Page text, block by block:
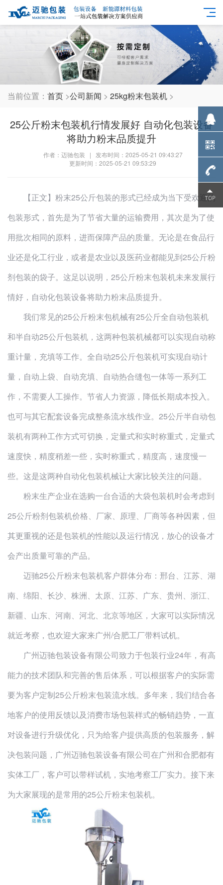
当前位置： 首页 >公司新闻 > 25kg粉末包装机 >
25公斤粉末包装机行情发展好 自动化包装设备
将助力粉末品质提升
作者：迈驰包装 | 发布时间：2025-05-21 09:43:27
更新时间：2025-05-21 09:53:29
【正文】粉末25公斤包装的形式已经成为当下受欢迎的
包装形式，首先是为了节省大量的运输费用，其次是为了使
用批次相同的原料，进而保障产品的质量。无论是在食品行
业还是化工行业，或者是农业以及医药业都能见到25公斤粉
剂包装的袋子。这足以说明，25公斤粉末包装机未来发展行
情好，自动化包装设备将助力粉末品质提升。
我们常见的25公斤粉末包机械有25公斤全自动包装机
和半自动25公斤包装机，这两种包装机械都可以实现自动称
重计量，充填等工作。全自动25公斤包装机可实现自动计
量，自动上袋、自动充填、自动热合缝包一体等一系列工
作，不需要人工操作。节省人力资源，降低长期成本投入。
也可与其它配套设备完成整条流水线作业。25公斤半自动包
装机有两种工作方式可切换，定量式和实时称重式，定量式
速度快，精度稍差一些，实时称重式，精度高，速度慢一
些。这是这两种自动化包装机械让大家比较关注的问题。
粉末生产企业在选购一台合适的大袋包装机时会考虑到
25公斤粉剂包装机价格、厂家、原理、厂商等各种因素，但
其更重视的还是包装机的性能以及运行情况，放心的设备才
会产出质量可靠的产品。
迈驰25公斤粉末包装机客户群体分布：邢台、江苏、湖
南、绵阳、长沙、株洲、太原、江苏、广东、贵州、浙江、
新疆、山东、河南、河北、北京等地区，大家可以实际情况
就近考察，也欢迎大家来广州/合肥工厂带料试机。
广州迈驰包装设备有限公司致力于包装行业24年，有高
能力的技术团队和完善的售后体系，可以根据客户的实际需
要为客户定制25公斤粉末包装流水线。多年来，我们结合各
地客户的使用反馈以及消费市场包装样式的畅销趋势，一直
对设备进行升级优化，只为给客户提供高质的包装服务，解
决包装问题，广州迈驰包装设备有限公司在广州和合肥都有
实体工厂，客户可以带样试机，实地考察工厂实力。接下来
为大家展现的是常用的25公斤粉末包装机。